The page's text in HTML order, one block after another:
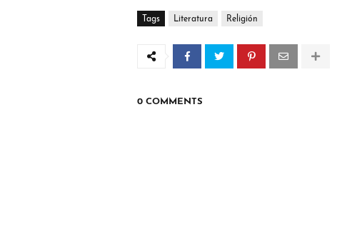
Tags Literatura Religión
0 COMMENTS